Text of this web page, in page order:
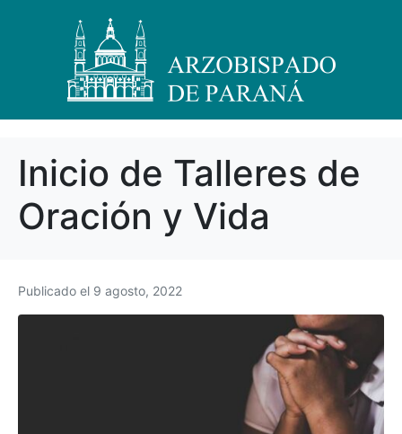
Inicio de Talleres de
Oración y Vida
Publicado el 9 agosto, 2022